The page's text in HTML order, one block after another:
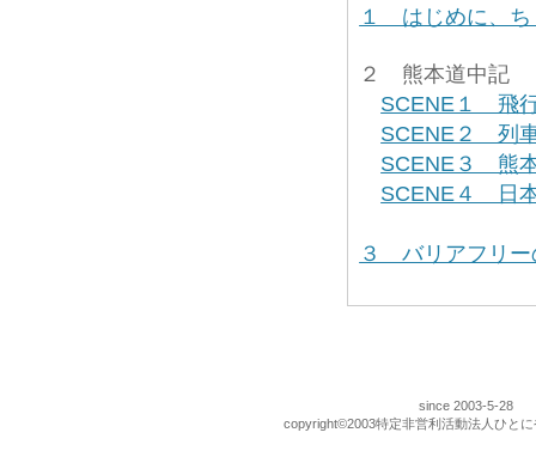
１ はじめに、ち
２ 熊本道中記
SCENE１ 飛
SCENE２ 列
SCENE３ 熊
SCENE４ 日
３ バリアフリー
since 2003-5-
copyright©2003特定非営利活動法人ひと